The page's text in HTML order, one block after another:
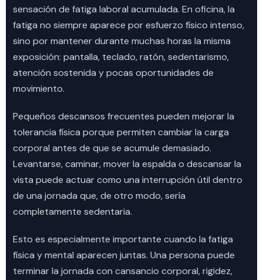
sensación de fatiga laboral acumulada. En oficina, la
fatiga no siempre aparece por esfuerzo físico intenso,
sino por mantener durante muchas horas la misma
exposición: pantalla, teclado, ratón, sedentarismo,
atención sostenida y pocas oportunidades de
movimiento.
Pequeños descansos frecuentes pueden mejorar la
tolerancia física porque permiten cambiar la carga
corporal antes de que se acumule demasiado.
Levantarse, caminar, mover la espalda o descansar la
vista puede actuar como una interrupción útil dentro
de una jornada que, de otro modo, sería
completamente sedentaria.
Esto es especialmente importante cuando la fatiga
física y mental aparecen juntas. Una persona puede
terminar la jornada con cansancio corporal, rigidez,